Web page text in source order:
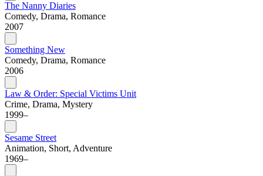
The Nanny Diaries
Comedy, Drama, Romance
2007
Something New
Comedy, Drama, Romance
2006
Law & Order: Special Victims Unit
Crime, Drama, Mystery
1999–
Sesame Street
Animation, Short, Adventure
1969–